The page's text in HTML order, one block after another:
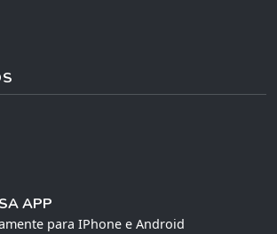
APP
para IPhone e Android